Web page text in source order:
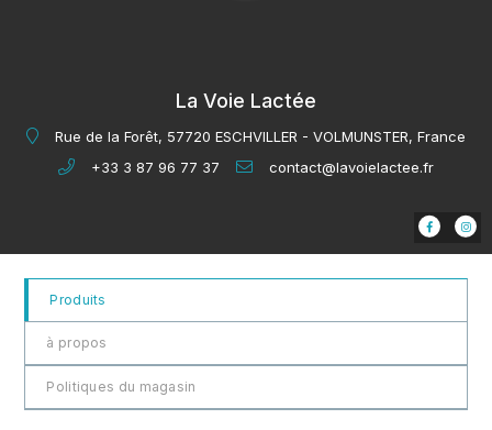
La Voie Lactée
Rue de la Forêt, 57720 ESCHVILLER - VOLMUNSTER, France
+33 3 87 96 77 37
contact@lavoielactee.fr
Produits
à propos
Politiques du magasin